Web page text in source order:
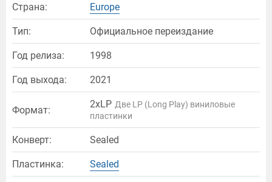
Страна: Europe
Тип: Официальное переиздание
Год релиза: 1998
Год выхода: 2021
Формат: 2xLP Две LP (Long Play) виниловые
пластинки
Конверт: Sealed
Пластинка: Sealed